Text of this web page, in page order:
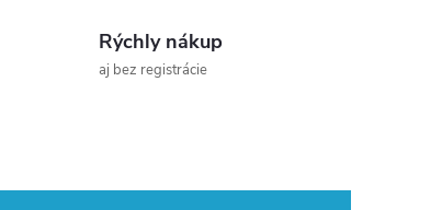
Rýchly nákup
aj bez registrácie